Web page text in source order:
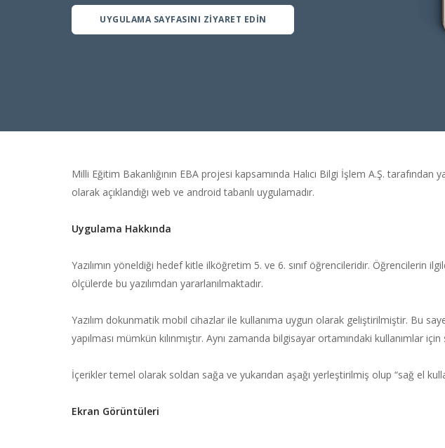
UYGULAMA SAYFASINI ZİYARET EDİN
Milli Eğitim Bakanlığının EBA projesi kapsamında Halıcı Bilgi İşlem A.Ş.
olarak açıklandığı web ve android tabanlı uygulamadır.
Uygulama Hakkında
Yazılımın yöneldiği hedef kitle ilköğretim 5. ve 6. sınıf öğrencileridir. Öğrencilerin
ölçülerde bu yazılımdan yararlanılmaktadır.
Yazılım dokunmatik mobil cihazlar ile kullanıma uygun olarak geliştirilmiştir. Bu
yapılması mümkün kılınmıştır. Aynı zamanda bilgisayar ortamındaki kullanımlar
İçerikler temel olarak soldan sağa ve yukarıdan aşağı yerleştirilmiş olup “sağ el
Ekran Görüntüleri